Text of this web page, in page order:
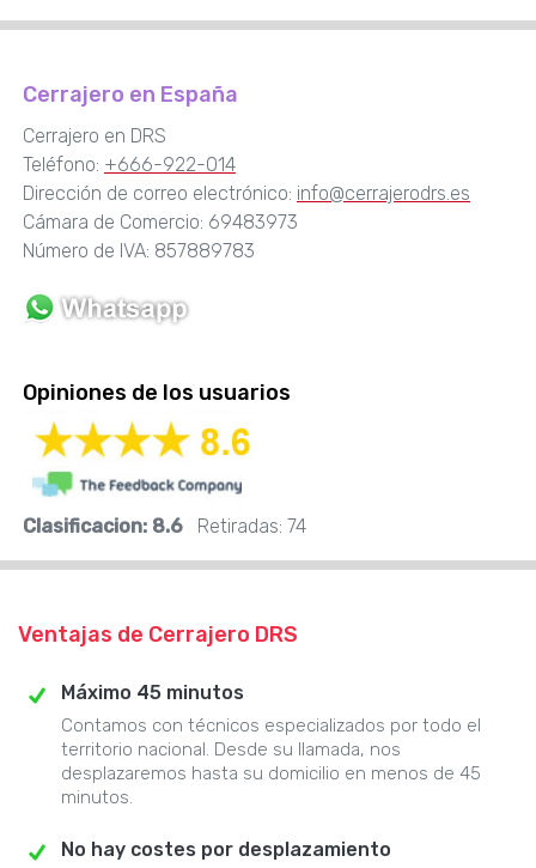
Cerrajero en España
Cerrajero en DRS
Teléfono: +666-922-014
Dirección de correo electrónico: info@cerrajerodrs.es
Cámara de Comercio: 69483973
Número de IVA: 857889783
Opiniones de los usuarios
Clasificacion: 8.6 Retiradas: 74
Ventajas de Cerrajero DRS
Máximo 45 minutos
Contamos con técnicos especializados por todo el
territorio nacional. Desde su llamada, nos
desplazaremos hasta su domicilio en menos de 45
minutos.
No hay costes por desplazamiento